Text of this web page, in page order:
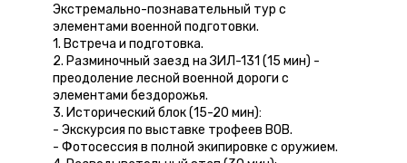
Экстремально-познавательный тур с
элементами военной подготовки.
1. Встреча и подготовка.
2. Разминочный заезд на ЗИЛ-131 (15 мин) -
преодоление лесной военной дороги с
элементами бездорожья.
3. Исторический блок (15-20 мин):
- Экскурсия по выставке трофеев ВОВ.
- Фотосессия в полной экипировке с оружием.